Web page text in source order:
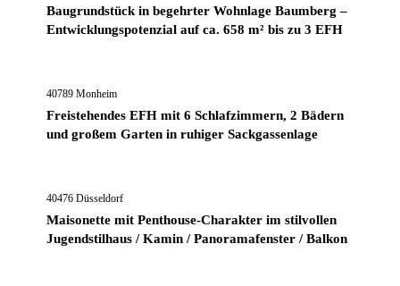
Baugrundstück in begehrter Wohnlage Baumberg –
Entwicklungspotenzial auf ca. 658 m² bis zu 3 EFH
40789 Monheim
Freistehendes EFH mit 6 Schlafzimmern, 2 Bädern
und großem Garten in ruhiger Sackgassenlage
40476 Düsseldorf
Maisonette mit Penthouse-Charakter im stilvollen
Jugendstilhaus / Kamin / Panoramafenster / Balkon